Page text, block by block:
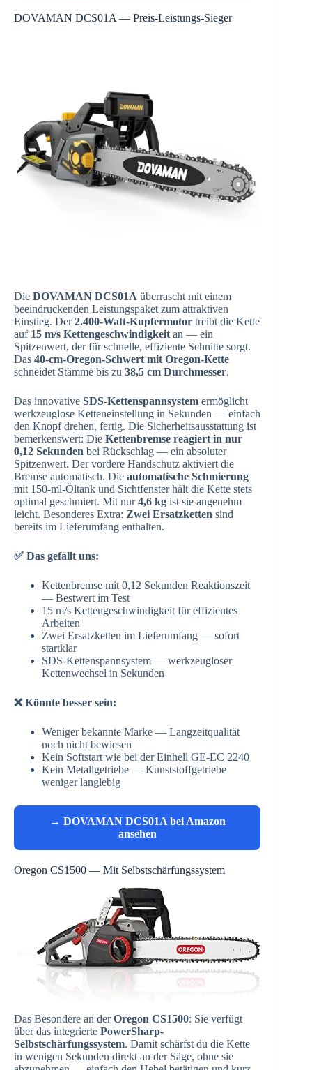
DOVAMAN DCS01A — Preis-Leistungs-Sieger
Die DOVAMAN DCS01A überrascht mit einem
beeindruckenden Leistungspaket zum attraktiven
Einstieg. Der2.400-Watt-Kupfermotor treibt die Kette
auf 15 m/s Kettengeschwindigkeit an — ein
Spitzenwert, der für schnelle, effiziente Schnitte sorgt.
Das 40-cm-Oregon-Schwert mit Oregon-Kette
schneidet Stämme bis zu 38,5 cm Durchmesser.
Das innovative SDS-Kettenspannsystem ermöglicht
werkzeuglose Ketteneinstellung in Sekunden — einfach
den Knopf drehen, fertig. Die Sicherheitsausstattung ist
bemerkenswert: Die Kettenbremse reagiert in nur
0,12 Sekunden bei Rückschlag — ein absoluter
Spitzenwert. Der vordere Handschutz aktiviert die
Bremse automatisch. Die automatische Schmierung
mit 150-ml-Öltank und Sichtfenster hält die Kette stets
optimal geschmiert. Mit nur4,6 kg ist sie angenehm
leicht. Besonderes Extra: Zwei Ersatzketten sind
bereits im Lieferumfang enthalten.
✅ Das gefällt uns:
Kettenbremse mit 0,12 Sekunden Reaktionszeit
— Bestwert im Test
15 m/s Kettengeschwindigkeit für effizientes
Arbeiten
Zwei Ersatzketten im Lieferumfang — sofort
startklar
SDS-Kettenspannsystem — werkzeugloser
Kettenwechsel in Sekunden
❌ Könnte besser sein:
Weniger bekannte Marke — Langzeitqualität
noch nicht bewiesen
Kein Softstart wie bei der Einhell GE-EC 2240
Kein Metallgetriebe — Kunststoffgetriebe
weniger langlebig
→ DOVAMAN DCS01A bei Amazon
ansehen
Oregon CS1500 — Mit Selbstschärfungssystem
Das Besondere an derOregon CS1500: Sie verfügt
über das integrierte PowerSharp-
Selbstschärfungssystem. Damit schärfst du die Kette
in wenigen Sekunden direkt an der Säge, ohne sie